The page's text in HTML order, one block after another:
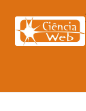
para
conteúdo